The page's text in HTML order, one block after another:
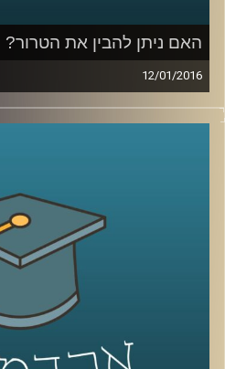
האם ניתן להבין את הטרור?
12/01/2016
הטרור מפחיד ומכעיס
הטרור: מה מטרת העל של
הם עוסקים בזה בלבד, או
הרבה יותר? סביר כי
המלאה תעזור למדינות
להתמודד עם הטרור
האיסלאם הקיצוני.
קצת על ההיסטוריה של